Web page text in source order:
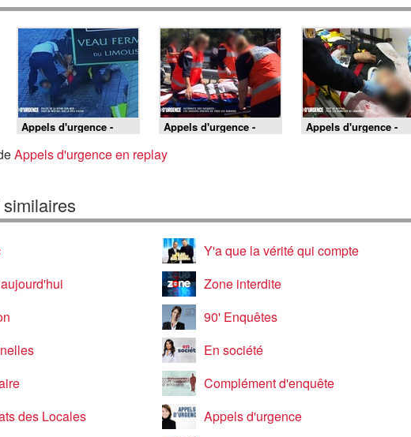
Appels d'urgence -
Police de la Seyne-sur-
mer : coup de mistral
sur la côte d'azur
Appels d'urgence -
Autoroute des
vacances : les chassés
croisés de tous les
Appels d'urgence -
Coup de mistral pour
Appels d'urgence en replay
Y'a que la vérité qui compte
Zone interdite
90' Enquêtes
En société
Complément d'enquête
des Locales
Appels d'urgence